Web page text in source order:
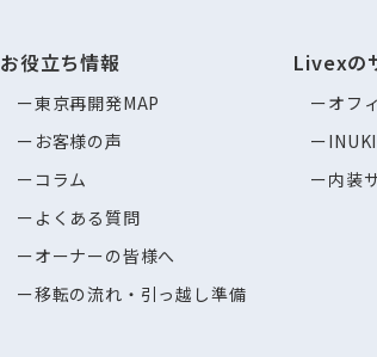
お役立ち情報
東京再開発MAP
お客様の声
コラム
よくある質問
オーナーの皆様へ
移転の流れ・引っ越し準備
Livexの
オフ
内装